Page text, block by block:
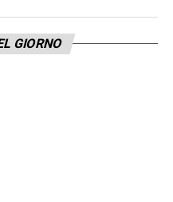
TOP NEWS
GIORNO